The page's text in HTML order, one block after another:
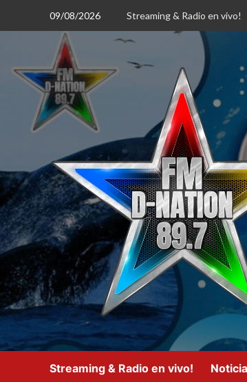
09/08/2026 Streaming & Radio en vivo!
Streaming & Radio en vivo!